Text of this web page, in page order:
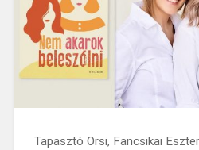
Tapasztó Orsi, Fancsikai